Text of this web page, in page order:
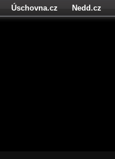
Úschovna.cz
Nedd.cz